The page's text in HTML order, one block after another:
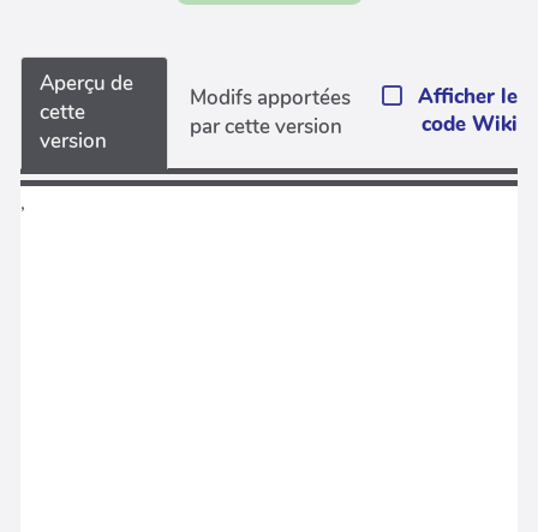
Aperçu de
cette
version
Modifs apportées
par cette version
Afficher le
code Wiki